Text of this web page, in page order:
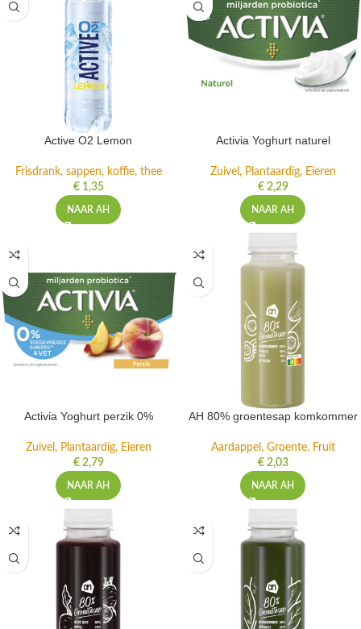
Active O2 Lemon
Frisdrank, sappen, koffie, thee
€1,35
NAAR AH
Activia Yoghurt naturel
Zuivel, Plantaardig, Eieren
€2,29
NAAR AH
Activia Yoghurt perzik 0%
Zuivel, Plantaardig, Eieren
€2,79
NAAR AH
AH 80% groentesap komkommer
Aardappel, Groente, Fruit
€2,03
NAAR AH